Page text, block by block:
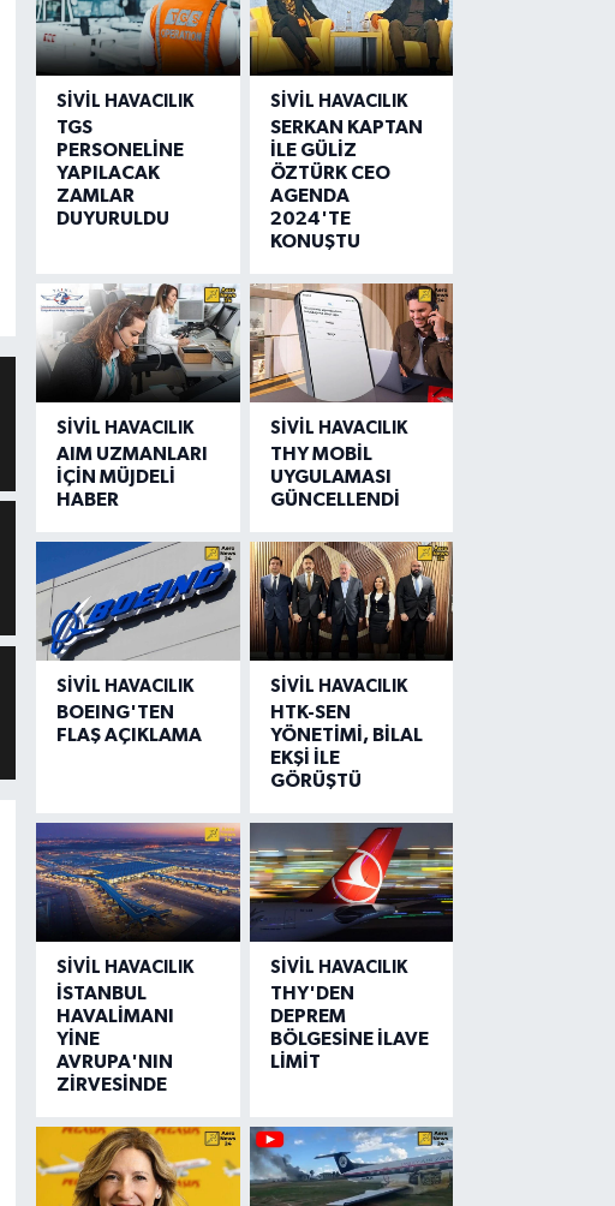
SIVIL HAVACILIK
TGS
PERSONELİNE
YAPILACAK
ZAMLAR
DUYURULDU
SIVIL HAVACILIK
SERKAN KAPTAN
İLE GÜLİZ
ÖZTÜRK CEO
AGENDA
2024'TE
KONUŞTU
SIVIL HAVACILIK
AIM UZMANLARI
İÇİN MÜJDELİ
HABER
SIVIL HAVACILIK
THY MOBİL
UYGULAMASI
GÜNCELLENDİ
SIVIL HAVACILIK
BOEING'TEN
FLAŞ AÇIKLAMA
SIVIL HAVACILIK
HTK-SEN
YÖNETİMİ, BİLAL
EKŞİ İLE
GÖRÜŞTÜ
SIVIL HAVACILIK
İSTANBUL
HAVALİMANI
YİNE
AVRUPA'NIN
ZİRVESİNDE
SIVIL HAVACILIK
THY'DEN
DEPREM
BÖLGESİNE İLAVE
LİMİT